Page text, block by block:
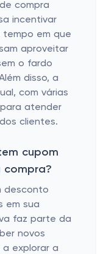
compra
incentivar
tempo em que
aproveitar
o fardo
disso, a
com várias
atender
clientes.
cupom
compra?
desconto
em sua
faz parte da
novos
explorar a